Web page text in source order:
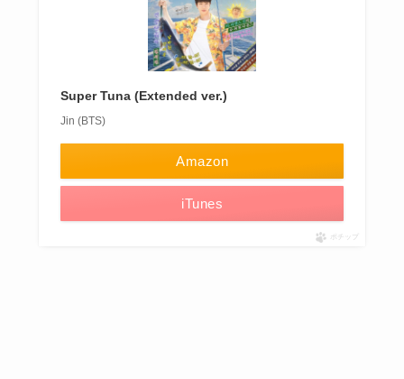
Super Tuna (Extended ver.)
Jin (BTS)
Amazon
iTunes
ポチップ